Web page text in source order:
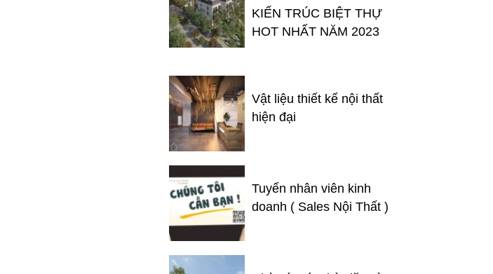
KIẾN TRÚC BIỆT THỰ
HOT NHẤT NĂM 2023
Vật liệu thiết kế nội thất
hiện đại
Tuyển nhân viên kinh
doanh ( Sales Nội Thất )